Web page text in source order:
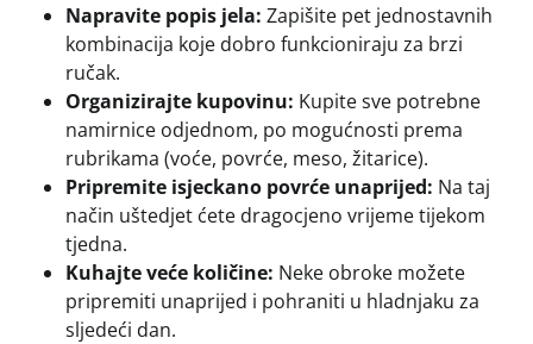
Napravite popis jela: Zapišite pet jednostavnih
kombinacija koje dobro funkcioniraju za brzi
ručak.
Organizirajte kupovinu: Kupite sve potrebne
namirnice odjednom, po mogućnosti prema
rubrikama (voće, povrće, meso, žitarice).
Pripremite isjeckano povrće unaprijed: Na taj
način uštedjet ćete dragocjeno vrijeme tijekom
tjedna.
Kuhajte veće količine: Neke obroke možete
pripremiti unaprijed i pohraniti u hladnjaku za
sljedeći dan.